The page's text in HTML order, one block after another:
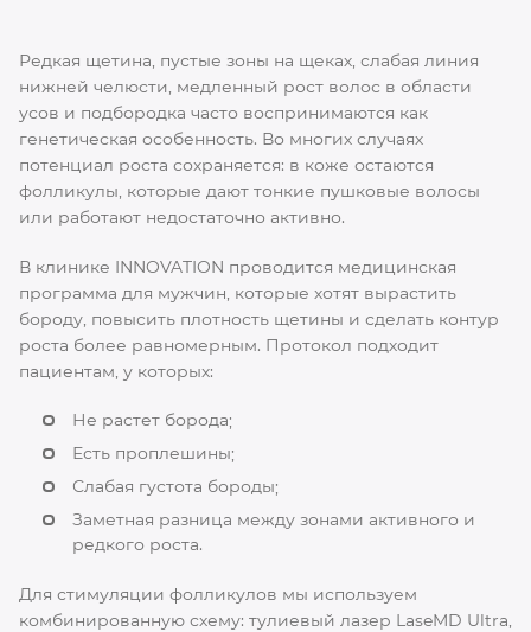
Редкая щетина, пустые зоны на щеках, слабая линия
нижней челюсти, медленный рост волос в области
усов и подбородка часто воспринимаются как
генетическая особенность. Во многих случаях
потенциал роста сохраняется: в коже остаются
фолликулы, которые дают тонкие пушковые волосы
или работают недостаточно активно.
В клинике INNOVATION проводится медицинская
программа для мужчин, которые хотят вырастить
бороду, повысить плотность щетины и сделать контур
роста более равномерным. Протокол подходит
пациентам, у которых:
Не растет борода;
Есть проплешины;
Слабая густота бороды;
Заметная разница между зонами активного и
редкого роста.
Для стимуляции фолликулов мы используем
комбинированную схему: тулиевый лазер LaseMD Ultra,